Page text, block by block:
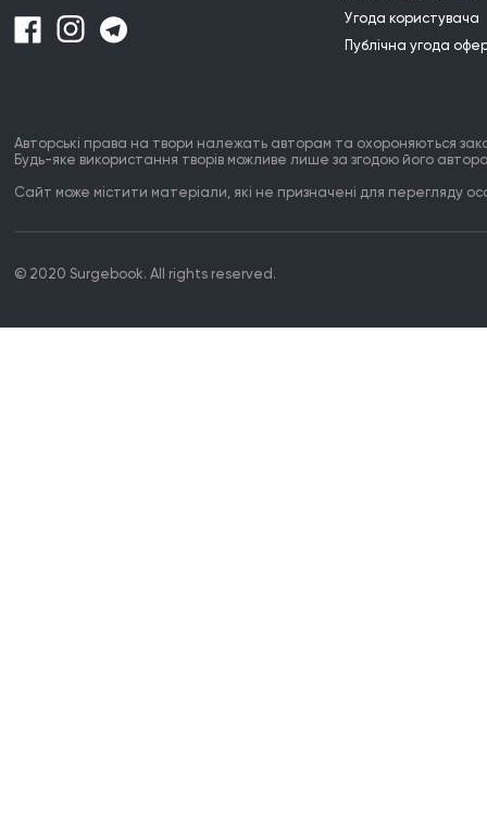
Угода користувача
Публічна угода
Авторські права на твори належать авторам та охороняються
Будь-яке використання творів можливе лише за згодою його
Сайт може містити матеріали, які не призначені для перегляду
© 2020 Surgebook. All rights reserved.